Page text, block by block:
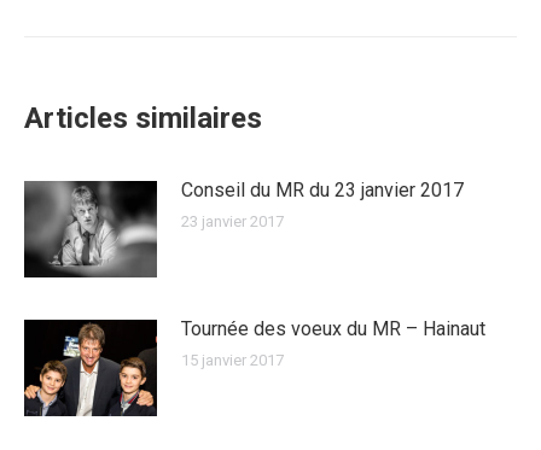
Articles similaires
Conseil du MR du 23 janvier 2017
23 janvier 2017
Tournée des voeux du MR – Hainaut
15 janvier 2017